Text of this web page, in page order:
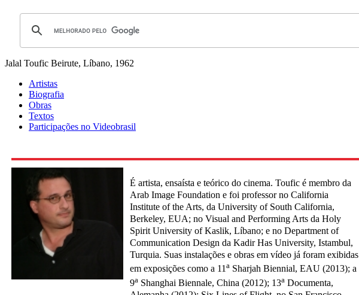
Jalal Toufic Beirute, Líbano, 1962
Artistas
Biografia
Obras
Textos
Participações no Videobrasil
É artista, ensaísta e teórico do cinema. Toufic é membro da
Arab Image Foundation e foi professor no California
Institute of the Arts, da University of South California,
Berkeley, EUA; no Visual and Performing Arts da Holy
Spirit University of Kaslik, Líbano; e no Department of
Communication Design da Kadir Has University, Istambul,
Turquia. Suas instalações e obras em vídeo já foram exibidas
em exposições como a 11a Sharjah Biennial, EAU (2013); a
9a Shanghai Biennale, China (2012); 13a Documenta,